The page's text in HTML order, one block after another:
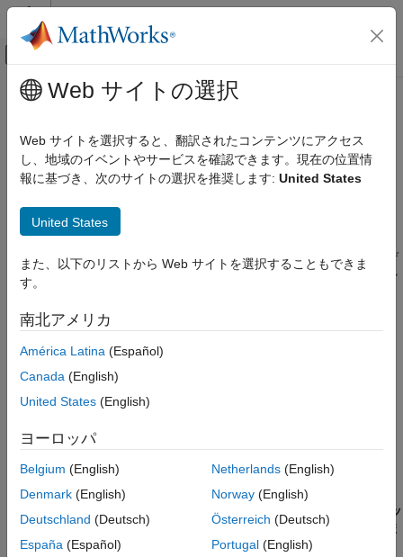
コンテンツへスキップ
オフキャンバス ナビゲーション メ
ドキュメンテーションのホーム
コード検証
Polyspace Bug Finder
ソースとビルド オプションの構成
列挙型の定義 (-enum-type-definition)
項目一覧
設定
コマンド ライン情報
参考
メインコンテンツ
列挙型の定義 (
-enum-type-
definition )
enum を基本データ型で表す方法の指定
説明
解析では、列挙値および選択した定義に応じ、さまざまな基本デ
ータ型を使用して列挙型を表すことができます。このオプション
で表されます。
このオプションは、[構成]
ノードで使用できます。
オプションの設定
以下のいずれかの方法を使用してオプションを設定します。
Polyspace Platform
ユーザー インターフェイス (デスクトッ
プ製品のみ): プロジェクト構成の[ビルド]タブで
を選択してから、オプション
[プロセッ
の設定を構成します。 [プロセッサの編集]
ダイアログ ボ
ックスで、オプション
[enum の潜在型]の値を選択します。
Web サイトの選択
Web サイトを選択すると、翻訳されたコンテンツにアクセス
し、地域のイベントやサービスを確認できます。現在の位置情
報に基づき、次のサイトの選択を推奨します: United States
United States
また、以下のリストから Web サイトを選択することもできま
す。
南北アメリカ
América Latina (Español)
Canada (English)
United States (English)
ヨーロッパ
Belgium (English)
Denmark (English)
Deutschland (Deutsch)
España (Español)
Netherlands(English)
Norway(English)
Österreich (Deutsch)
Portugal(English)